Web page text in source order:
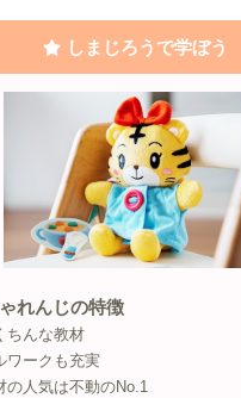
しまじろうで学ぼう
れんじの特徴
ちんな教材
ワークも充実
の人気は不動のNo.1